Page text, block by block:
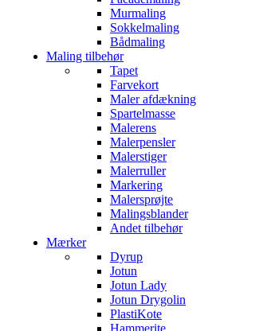
Murmaling
Sokkelmaling
Bådmaling
Maling tilbehør
Tapet
Farvekort
Maler afdækning
Spartelmasse
Malerens
Malerpensler
Malerstiger
Malerruller
Markering
Malersprøjte
Malingsblander
Andet tilbehør
Mærker
Dyrup
Jotun
Jotun Lady
Jotun Drygolin
PlastiKote
Hammerite